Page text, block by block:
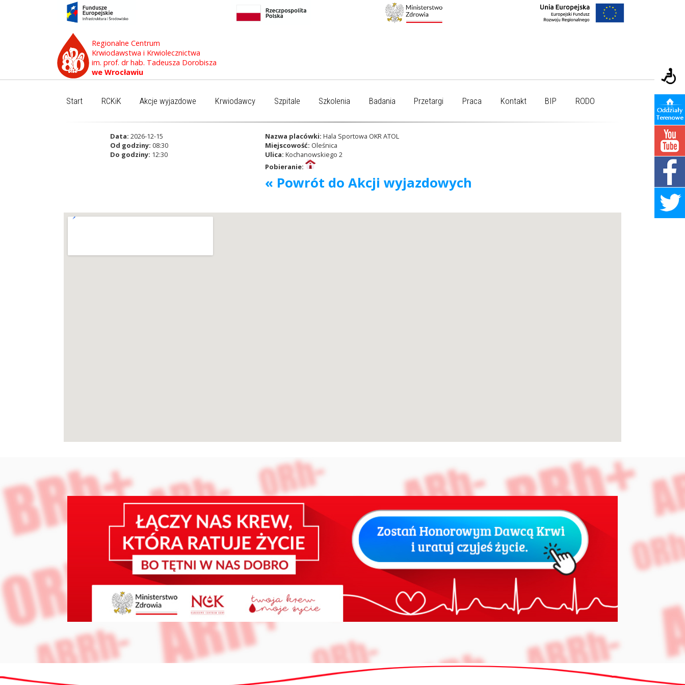
Regionalne Centrum
Krwiodawstwa i Krwiolecznictwa
im. prof. dr hab. Tadeusza Dorobisza
we Wrocławiu
Start RCKiK Akcje wyjazdowe Krwiodawcy Szpitale Szkolenia Badania Przetargi Praca Kontakt BIP RODO
Data: 2026-12-15
Od godziny: 08:30
Do godziny: 12:30
Nazwa placówki: Hala Sportowa OKR ATOL
Miejscowość: Oleśnica
Ulica: Kochanowskiego 2
Pobieranie:
« Powrót do Akcji wyjazdowych